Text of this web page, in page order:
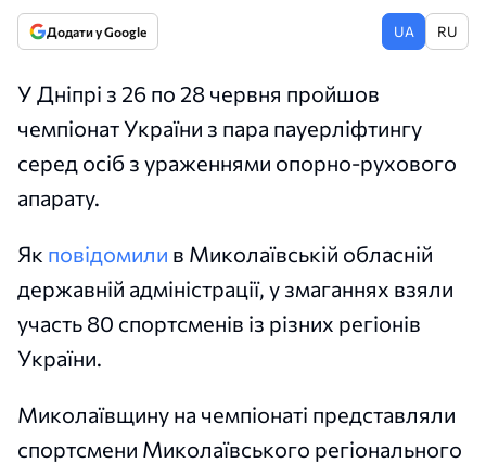
Додати у Google UA RU
У Дніпрі з 26 по 28 червня пройшов
чемпіонат України з пара пауерліфтингу
серед осіб з ураженнями опорно-рухового
апарату.
Як повідомили в Миколаївській обласній
державній адміністрації, у змаганнях взяли
участь 80 спортсменів із різних регіонів
України.
Миколаївщину на чемпіонаті представляли
спортсмени Миколаївського регіонального